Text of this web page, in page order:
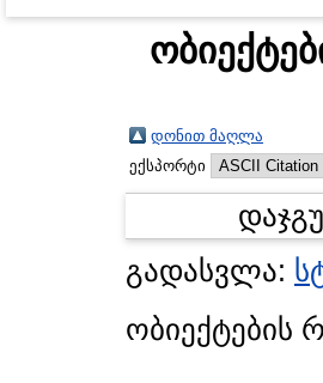
დონით მაღლა
ექსპორტი
გადასვლა:
ობიექტების